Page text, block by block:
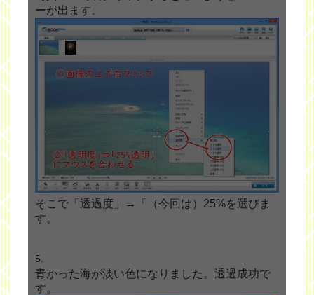
ーが出ます。
そこで「透過度」→「（今回は）25%を選びま
す。
青かった海が淡い色になりました。透過成功で
す。